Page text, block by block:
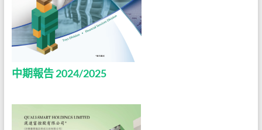
中期報告 2024/2025